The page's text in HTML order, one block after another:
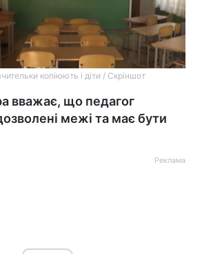
копіюють і діти / Скріншот
вважає, що педагог
межі та має бути
Реклама